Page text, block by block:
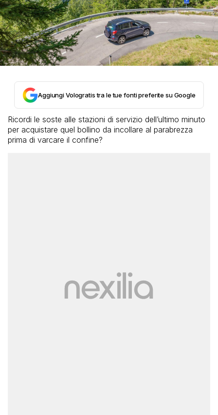
Aggiungi Vologratis tra le tue fonti preferite su Google
Ricordi le soste alle stazioni di servizio dell’ultimo minuto
per acquistare quel bollino da incollare al parabrezza
prima di varcare il confine?